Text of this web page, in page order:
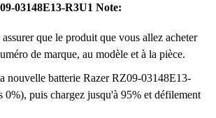
03148E13-R3U1 Note:
que le produit que vous allez acheter
de marque, au modèle et à la pièce.
nouvelle batterie Razer RZ09-03148E13-
0%), puis chargez jusqu'à 95% et défilement